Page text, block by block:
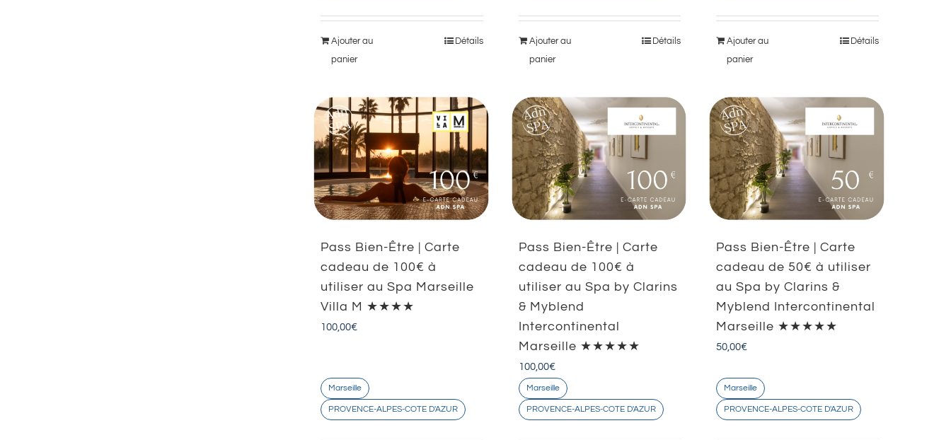
Ajouter au
panier
Détails
Ajouter au
panier
Détails
Ajouter au
panier
Détails
Pass Bien-Être | Carte
cadeau de 100€ à
utiliser au Spa Marseille
Villa M ★★★★
100,00€
Marseille
PROVENCE-ALPES-COTE D'AZUR
Pass Bien-Être | Carte
cadeau de 100€ à
utiliser au Spa by Clarins
& Myblend
Intercontinental
Marseille ★★★★★
100,00€
Marseille
PROVENCE-ALPES-COTE D'AZUR
Pass Bien-Être | Carte
cadeau de 50€ à utiliser
au Spa by Clarins &
Myblend Intercontinental
Marseille ★★★★★
50,00€
Marseille
PROVENCE-ALPES-COTE D'AZUR